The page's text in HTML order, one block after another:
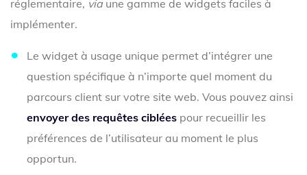
réglementaire, viaune gamme de widgets faciles à
implémenter.
Le widget à usage unique permet d’intégrer une
question spécifique à n’importe quel moment du
parcours client sur votre site web. Vous pouvez ainsi
envoyer des requêtes ciblées pour recueillir les
préférences de l’utilisateur au moment le plus
opportun.